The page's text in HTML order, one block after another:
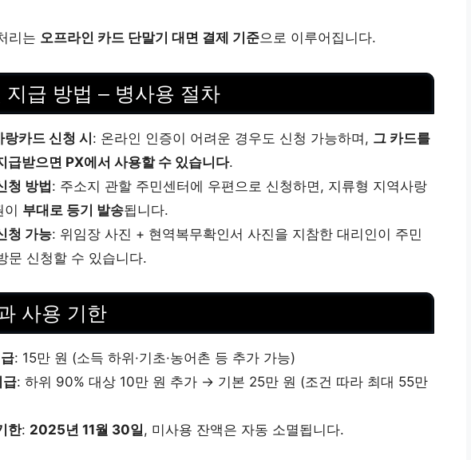
리는 오프라인 카드 단말기 대면 결제 기준으로 이루어집니다.
지급 방법 – 병사용 절차
랑카드 신청 시: 온라인 인증이 어려운 경우도 신청 가능하며, 그 카드를
급받으면 PX에서 사용할 수 있습니다.
청 방법: 주소지 관할 주민센터에 우편으로 신청하면, 지류형 지역사랑
이 부대로 등기 발송됩니다.
청 가능: 위임장 사진 + 현역복무확인서 사진을 지참한 대리인이 주민
문 신청할 수 있습니다.
사용 기한
: 15만 원 (소득 하위·기초·농어촌 등 추가 가능)
급: 하위 90% 대상 10만 원 추가 → 기본 25만 원 (조건 따라 최대 55만
한: 2025년 11월 30일, 미사용 잔액은 자동 소멸됩니다.